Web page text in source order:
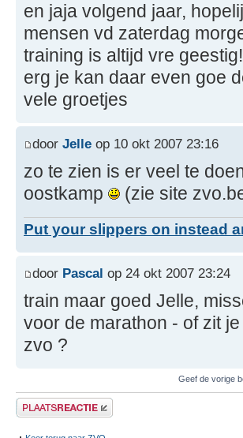
en jaja volgend jaar,
mensen vd zaterdag
training is altijd vre
erg je kan daar even goe
vele groetjes
door Jelle op 10 okt 2007 23:16
zo te zien is er veel te
oostkamp
(zie site
Put your slippers on instead
door Pascal op 24 okt 2007 23:24
train maar goed Jelle,
voor de marathon - of zit
zvo ?
Geef de vorige
Plaats een reactie